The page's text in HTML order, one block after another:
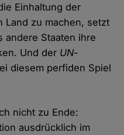
Einhaltung der
Land zu machen, setzt
andere Staaten ihre
Und der UN-
diesem perfiden Spiel
nicht zu Ende:
ausdrücklich im